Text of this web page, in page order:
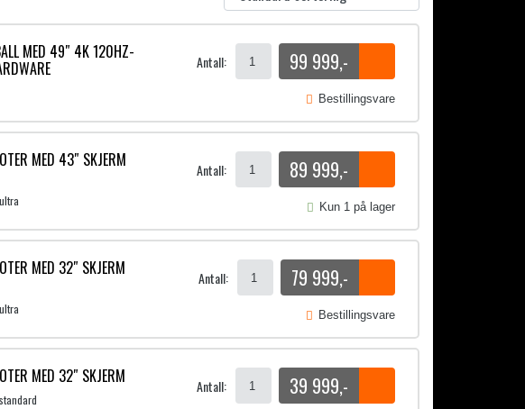
MED 49″ 4K 120HZ- Antall: 99 999,-
Bestillingsvare
MED 43″ SKJERM Antall: 89 999,-
Kun 1 på lager
MED 32″ SKJERM Antall: 79 999,-
Bestillingsvare
MED 32″ SKJERM Antall: 39 999,-